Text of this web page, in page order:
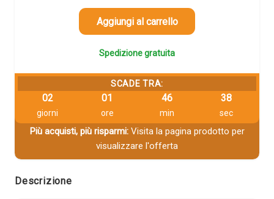
Aggiungi al carrello
Spedizione gratuita
SCADE TRA:
02
giorni
01
ore
46
min
38
sec
Più acquisti, più risparmi:Visita la pagina prodotto per
visualizzare l'offerta
Descrizione